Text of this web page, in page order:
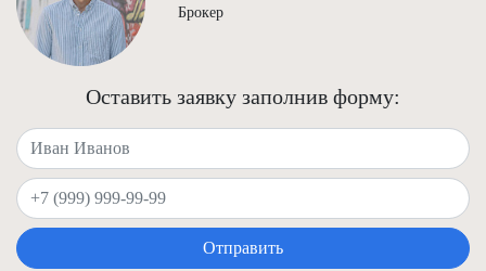
Брокер
Оставить заявку заполнив форму:
Ваше имя
Ваш телефон
Отправить